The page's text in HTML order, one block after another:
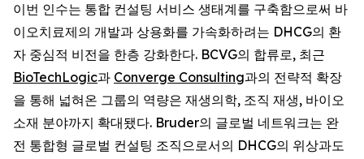
이번 인수는 통합 컨설팅 서비스 생태계를 구축함으로써 바
이오치료제의 개발과 상용화를 가속화하려는 DHCG의 환
자 중심적 비전을 한층 강화한다. BCVG의 합류로, 최근
BioTechLogic과 Converge Consulting과의 전략적 확장
을 통해 넓혀온 그룹의 역량은 재생의학, 조직 재생, 바이오
소재 분야까지 확대됐다. Bruder의 글로벌 네트워크는 완
전 통합형 글로벌 컨설팅 조직으로서의 DHCG의 위상과도